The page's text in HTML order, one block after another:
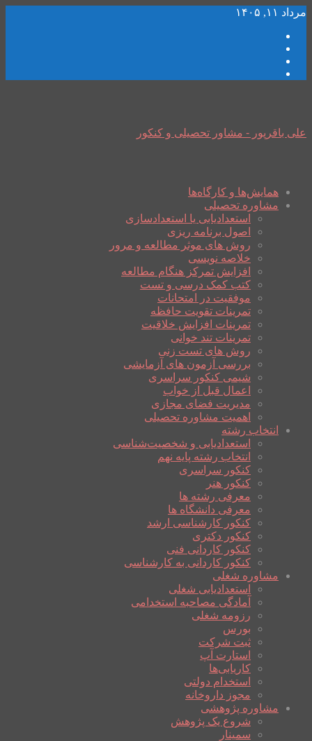
مرداد ۱۱, ۱۴۰۵
علی باقرپور - مشاور تحصیلی و کنکور
همایش‌ها و کارگاه‌ها
مشاوره تحصیلی
استعدادیابی یا استعدادسازی
اصول برنامه ریزی
روش های موثر مطالعه و مرور
خلاصه نویسی
افزایش تمرکز هنگام مطالعه
کتب کمک درسی و تست
موفقیت در امتحانات
تمرینات تقویت حافظه
تمرینات افزایش خلاقیت
تمرینات تند خوانی
روش های تست زنی
بررسی آزمون های آزمایشی
شیمی کنکور سراسری
اعمال قبل از خواب
مدیریت فضای مجازی
اهمیت مشاوره تحصیلی
انتخاب رشته
استعدادیابی و شخصیت‌شناسی
انتخاب رشته پایه نهم
کنکور سراسری
کنکور هنر
معرفی رشته ها
معرفی دانشگاه ها
کنکور کارشناسی ارشد
کنکور دکتری
کنکور کاردانی فنی
کنکور کاردانی به کارشناسی
مشاوره شغلی
استعدادیابی شغلی
آمادگی مصاحبه استخدامی
رزومه شغلی
بورس
ثبت شرکت
استارت آپ
کاریابی‌ها
استخدام دولتی
مجوز داروخانه
مشاوره پژوهشی
شروع یک پژوهش
سمینار